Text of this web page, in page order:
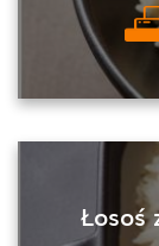
Łosoś